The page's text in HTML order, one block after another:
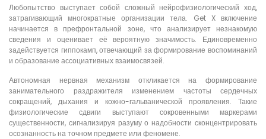
Любопытство выступает собой сложный нейрофизиологический ход,
затрагивающий многократные организации тела. Get X включение
начинается в префронтальной зоне, что анализирует незнакомую
сведения и оценивает её вероятную значимость. Единовременно
задействуется гиппокамп, отвечающий за формирование воспоминаний
и образование ассоциативных взаимосвязей.
Автономная нервная механизм откликается на формирование
занимательного раздражителя изменением частоты сердечных
сокращений, дыхания и кожно-гальванической проявления. Такие
физиологические сдвиги выступают сокровенными маркерами
существенности, сигнализируя разуму о надобности сконцентрировать
осознанность на точном предмете или феномене.